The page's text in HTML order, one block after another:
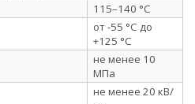
115–140 °C
от -55 °C до
+125 °C
не менее 10
МПа
не менее 20 кВ/